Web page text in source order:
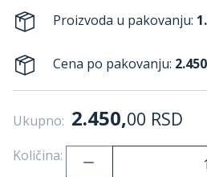
Proizvoda u pakovanju:
Cena po pakovanju:
Ukupno: 2.450,00 RSD
Količina: